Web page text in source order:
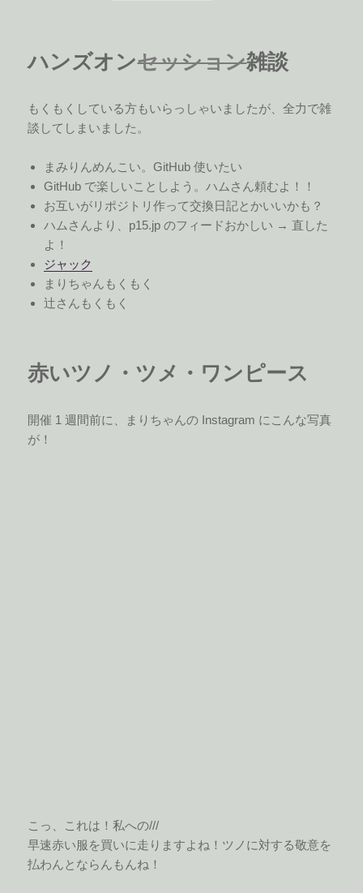
ハンズオンセッション雑談
もくもくしている方もいらっしゃいましたが、全力で雑
談してしまいました。
まみりんめんこい。GitHub 使いたい
GitHub で楽しいことしよう。ハムさん頼むよ！！
お互いがリポジトリ作って交換日記とかいいかも？
ハムさんより、p15.jp のフィードおかしい → 直した
よ！
ジャック
まりちゃんもくもく
辻さんもくもく
赤いツノ・ツメ・ワンピース
開催 1 週間前に、まりちゃんの Instagram にこんな写真
が！
こっ、これは！私への///
早速赤い服を買いに走りますよね！ツノに対する敬意を
払わんとならんもんね！